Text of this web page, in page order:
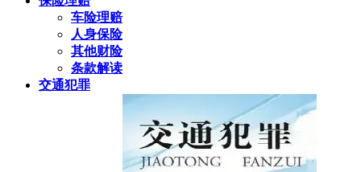
车险理赔
人身保险
其他财险
条款解读
交通犯罪